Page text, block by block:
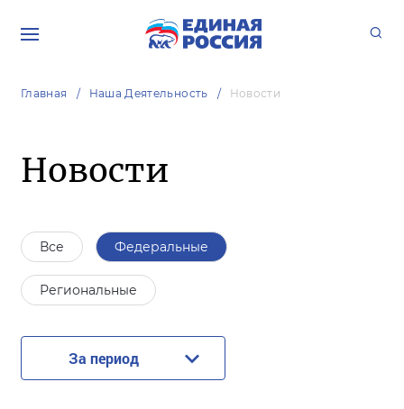
Главная Наша Деятельность Новости
Новости
Все Федеральные
Региональные
За период